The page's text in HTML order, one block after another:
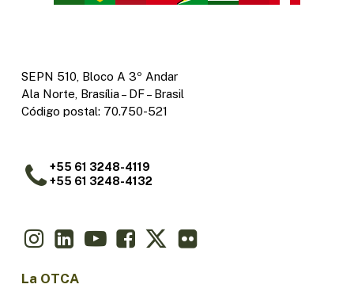
SEPN 510, Bloco A 3º Andar
Ala Norte, Brasília – DF – Brasil
Código postal: 70.750-521
+55 61 3248-4119
+55 61 3248-4132
La OTCA